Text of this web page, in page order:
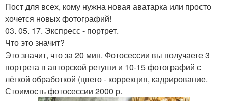
Пост для всех, кому нужна новая аватарка или просто
хочется новых фотографий!
03. 05. 17. Экспресс - портрет.
Что это значит?
Это значит, что за 20 мин. Фотосессии вы получаете 3
портрета в авторской ретуши и 10-15 фотографий с
лёгкой обработкой (цвето - коррекция, кадрирование.
Стоимость фотосессии 2000 р.